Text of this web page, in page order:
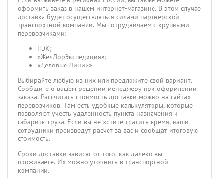
оформить заказ в нашем интернет-магазине. В этом случае
доставка будет осуществляться силами партнерской
транспортной компании. Мы сотрудничаем с крупными
перевозчиками:
ПЭК;
«ЖелДорЭкспедиция»;
«Деловые Линии».
Выбирайте любую из них или предложите свой вариант.
Сообщите о вашем решении менеджеру при оформлении
заказа. Рассчитать стоимость доставки можно на сайтах
перевозчиков. Там есть удобные калькуляторы, которые
позволяют учесть удаленность пункта назначения и
габариты груза. Если вы не хотите тратить время, наши
сотрудники произведут расчет за вас и сообщат итоговую
стоимость.
Сроки доставки зависят от того, как далеко вы
проживаете. Их можно уточнить в транспортной
компании.